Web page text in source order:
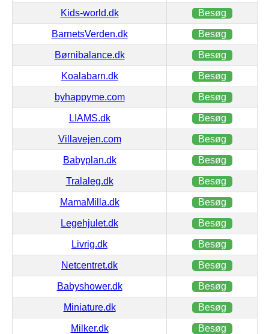
Kids-world.dk Besøg
BarnetsVerden.dk Besøg
Børnibalance.dk Besøg
Koalabarn.dk Besøg
byhappyme.com Besøg
LIAMS.dk Besøg
Villavejen.com Besøg
Babyplan.dk Besøg
Tralaleg.dk Besøg
MamaMilla.dk Besøg
Legehjulet.dk Besøg
Livrig.dk Besøg
Netcentret.dk Besøg
Babyshower.dk Besøg
Miniature.dk Besøg
Milker.dk Besøg